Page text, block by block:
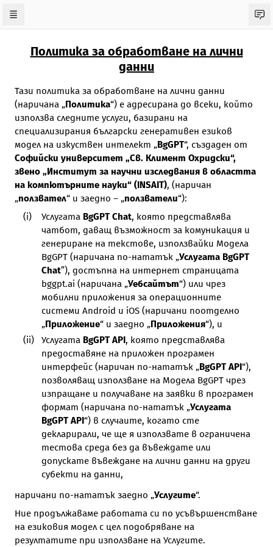
Политика за обработване на лични
данни
Тази политика за обработване на лични данни
(наричана „Политика“) е адресирана до всеки, който
използва следните услуги, базирани на
специализирания български генеративен езиков
модел на изкуствен интелект „BgGPT“, създаден от
Софийски университет „Св. Климент Охридски“,
звено „Институт за научни изследвания в областта
на компютърните науки“ (INSAIT), (наричан
„ползвател“ и заедно – „ползватели“):
Услугата BgGPT Chat, която представлява
чатбот, даващ възможност за комуникация и
генериране на текстове, използвайки Модела
BgGPT (наричана по-нататък „Услугата BgGPT
Chat”), достъпна на интернет страницата
bggpt.ai (наричана „Уебсайтът“) или чрез
мобилни приложения за операционните
системи Android и iOS (наричани поотделно
„Приложение“ и заедно „Приложения“), и
Услугата BgGPT API, която представлява
предоставяне на приложен програмен
интерфейс (наричан по-нататък „BgGPT API“),
позволяващ използване на Модела BgGPT чрез
изпращане и получаване на заявки в програмен
формат (наричана по-нататък „Услугата
BgGPT API“) в случаите, когато сте
декларирали, че ще я използвате в ограничена
тестова среда без да въвеждате или
допускате въвеждане на лични данни на други
субекти на данни,
наричани по-нататък заедно „Услугите“.
Ние продължаваме работата си по усъвършенстване
на езиковия модел с цел подобряване на
резултатите при използване на Услугите.